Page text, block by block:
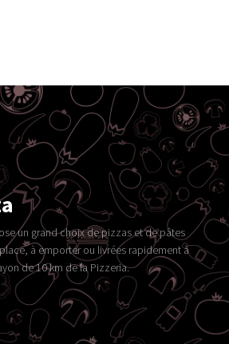
un grand choix de pizzas et de pâtes
à emporter ou livrées rapidement à
de 10 km de la Pizzeria.